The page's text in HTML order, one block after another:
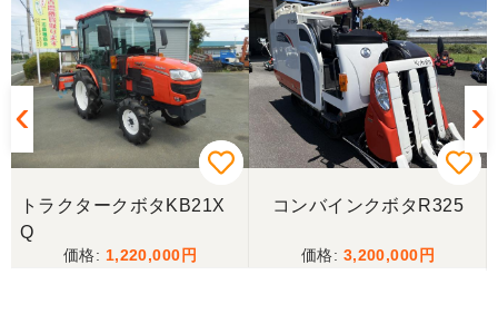
トラクタークボタKB21X
Q
1,220,000
コンバインクボタR325
3,200,000